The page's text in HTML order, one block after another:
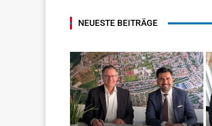
NEUESTE BEITRÄGE